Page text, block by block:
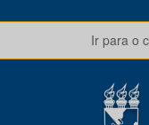
Ir para o